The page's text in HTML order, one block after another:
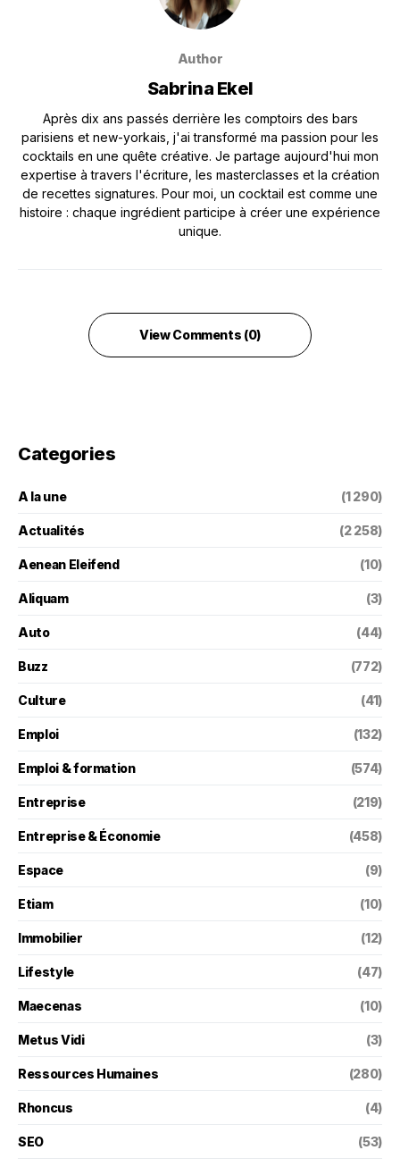
Author
Sabrina Ekel
Après dix ans passés derrière les comptoirs des bars
parisiens et new-yorkais, j'ai transformé ma passion pour les
cocktails en une quête créative. Je partage aujourd'hui mon
expertise à travers l'écriture, les masterclasses et la création
de recettes signatures. Pour moi, un cocktail est comme une
histoire : chaque ingrédient participe à créer une expérience
unique.
View Comments (0)
Categories
A la une (1 290)
Actualités (2 258)
Aenean Eleifend (10)
Aliquam (3)
Auto (44)
Buzz (772)
Culture (41)
Emploi (132)
Emploi & formation (574)
Entreprise (219)
Entreprise & Économie (458)
Espace (9)
Etiam (10)
Immobilier (12)
Lifestyle (47)
Maecenas (10)
Metus Vidi (3)
Ressources Humaines (280)
Rhoncus (4)
SEO (53)